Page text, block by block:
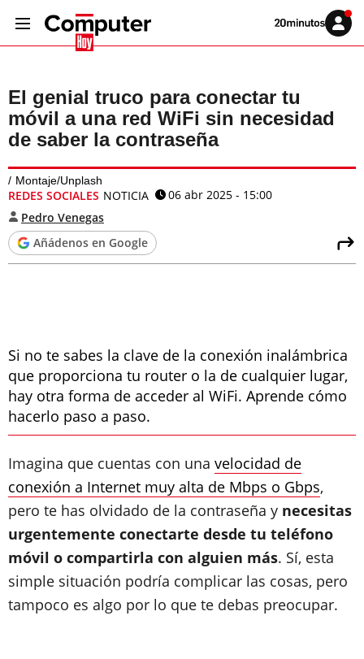
Volver
Iniciar
sesión
El genial truco para conectar tu
móvil a una red WiFi sin necesidad
de saber la contraseña
Montaje/Unplash
REDES SOCIALES NOTICIA
06 abr 2025 - 15:00
Pedro Venegas
Añádenos en Google
Si no te sabes la clave de la conexión inalámbrica
que proporciona tu router o la de cualquier lugar,
hay otra forma de acceder al WiFi. Aprende cómo
hacerlo paso a paso.
Imagina que cuentas con una velocidad de
conexión a Internet muy alta de Mbps o Gbps,
pero te has olvidado de la contraseña y necesitas
urgentemente conectarte desde tu teléfono
móvil o compartirla con alguien más. Sí, esta
simple situación podría complicar las cosas, pero
tampoco es algo por lo que te debas preocupar.